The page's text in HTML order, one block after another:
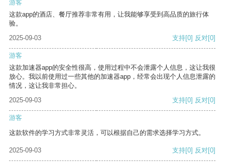
游客
这款app的酒店、餐厅推荐非常有用，让我能够享受到高品质的旅行体
验。
2025-09-03
支持[0] 反对[0]
游客
这款加速器app的安全性很高，使用过程中不会泄露个人信息，这让我很
放心。我以前使用过一些其他的加速器app，经常会出现个人信息泄露的
情况，这让我非常担心。
2025-09-03
支持[0] 反对[0]
游客
这款软件的学习方式非常灵活，可以根据自己的需求选择学习方式。
2025-09-03 支持[0] 反对[0]